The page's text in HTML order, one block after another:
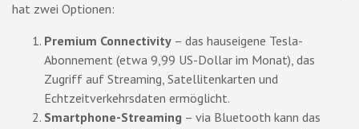
hat zwei Optionen:
Premium Connectivity – das hauseigene Tesla-
Abonnement (etwa 9,99 US-Dollar im Monat), das
Zugriff auf Streaming, Satellitenkarten und
Echtzeitverkehrsdaten ermöglicht.
Smartphone-Streaming – via Bluetooth kann das